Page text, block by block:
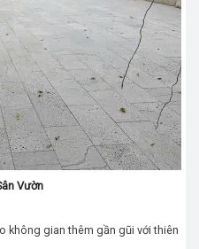
Vườn
không gian thêm gần gũi với thiên